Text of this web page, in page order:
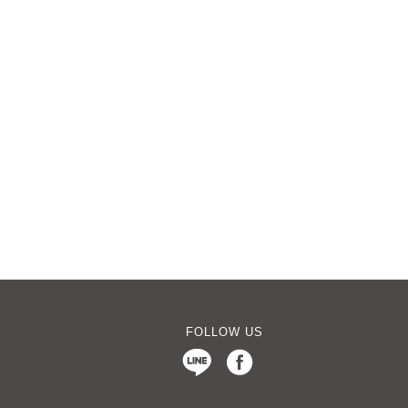
FOLLOW US